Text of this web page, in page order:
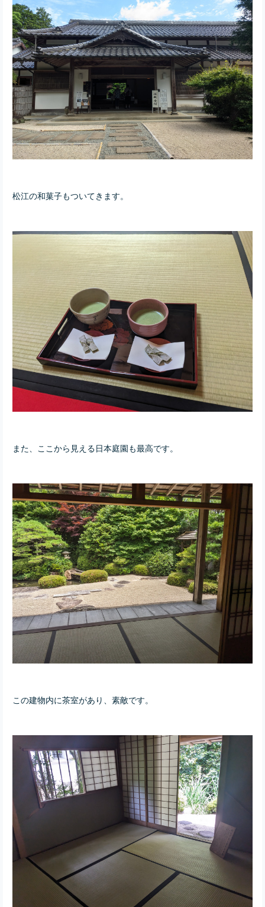
松江の和菓子もついてきます。
また、ここから見える日本庭園も最高です。
この建物内に茶室があり、素敵です。